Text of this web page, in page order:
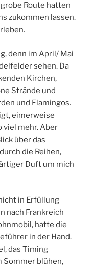
Route hatten
zukommen lassen.
denn im April/ Mai
sehen. Da
Kirchen,
Strände und
und Flamingos.
eimerweise
viel mehr. Aber
über das
die Reihen,
Duft um mich
in Erfüllung
nach Frankreich
hatte die
in der Hand.
das Timing
Sommer blühen,